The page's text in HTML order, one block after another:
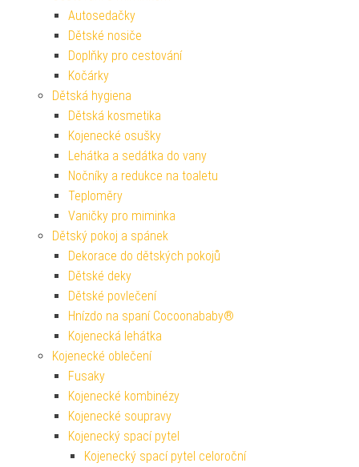
Autosedačky
Dětské nosiče
Doplňky pro cestování
Kočárky
Dětská hygiena
Dětská kosmetika
Kojenecké osušky
Lehátka a sedátka do vany
Nočníky a redukce na toaletu
Teploměry
Vaničky pro miminka
Dětský pokoj a spánek
Dekorace do dětských pokojů
Dětské deky
Dětské povlečení
Hnízdo na spaní Cocoonababy®
Kojenecká lehátka
Kojenecké oblečení
Fusaky
Kojenecké kombinézy
Kojenecké soupravy
Kojenecký spací pytel
Kojenecký spací pytel celoroční